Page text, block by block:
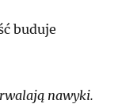
buduje
nawyki.